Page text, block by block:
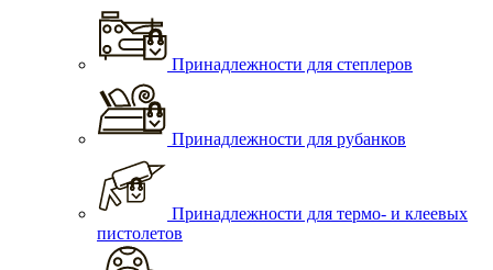
Принадлежности для степлеров
Принадлежности для рубанков
Принадлежности для термо- и клеевых
пистолетов